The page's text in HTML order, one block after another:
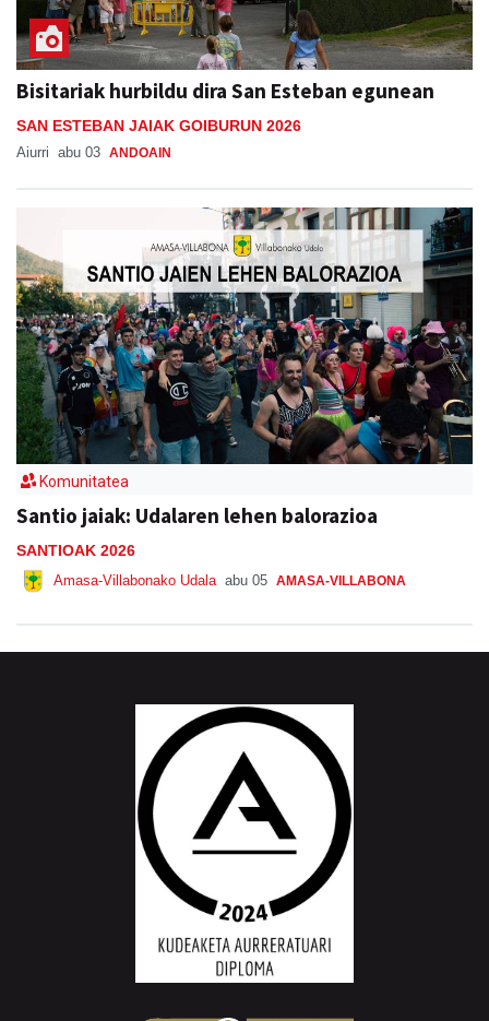
Bisitariak hurbildu dira San Esteban egunean
SAN ESTEBAN JAIAK GOIBURUN 2026
Aiurri abu 03 ANDOAIN
Komunitatea
Santio jaiak: Udalaren lehen balorazioa
SANTIOAK 2026
Amasa-Villabonako Udala abu 05 AMASA-VILLABONA